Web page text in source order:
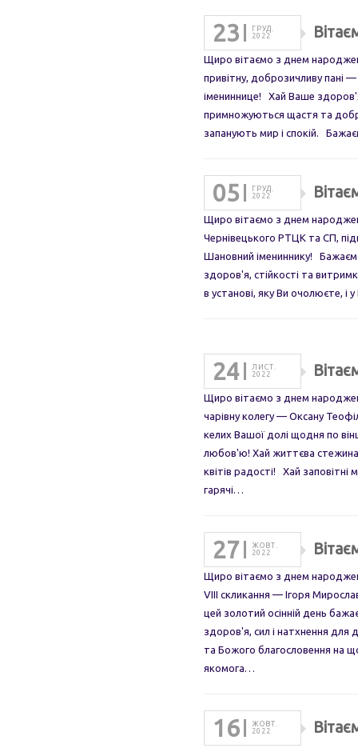
23
ГРУД.
2022
Щиро вітаємо з днем
привітну, доброзичливу пані
імениннице! Хай Ваше
примножуються щастя та
запанують мир і спокій.
05
ГРУД.
2022
Щиро вітаємо з днем
Чернівецького РТЦК та СП,
Шановний імениннику!
здоров'я, стійкості та
в установі, яку Ви очолюєте,
24
ЛИСТ.
2022
Щиро вітаємо з днем
чарівну колегу — Оксану
келих Вашої долі щодня по
любов'ю! Хай життєва
квітів радості! Хай заповітні
гарячі…
27
ЖОВТ.
2022
Щиро вітаємо з днем
VIII скликання — Ігоря
цей золотий осінній день
здоров'я, сил і натхнення для
та Божого благословення на
якомога…
16
ЖОВТ.
2022